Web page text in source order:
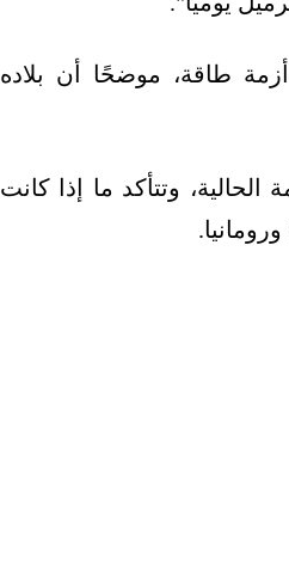
طاقة، موضحًا أن بلاده
وتتأكد ما إذا كانت